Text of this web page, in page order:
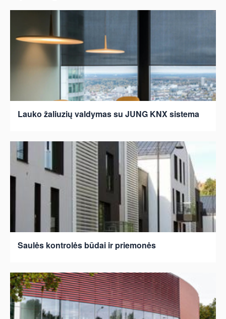
Lauko žaliuzių valdymas su JUNG KNX sistema
Saulės kontrolės būdai ir priemonės